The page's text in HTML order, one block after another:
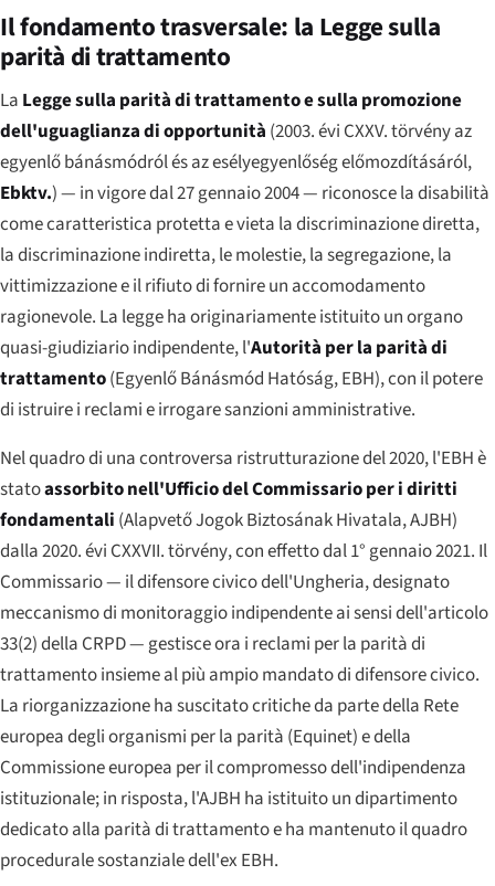
Il fondamento trasversale: la Legge sulla
parità di trattamento
La Legge sulla parità di trattamento e sulla promozione
dell'uguaglianza di opportunità (2003. évi CXXV. törvény az
egyenlő bánásmódról és az esélyegyenlőség előmozdításáról,
Ebktv.) — in vigore dal 27 gennaio 2004 — riconosce la disabilità
come caratteristica protetta e vieta la discriminazione diretta,
la discriminazione indiretta, le molestie, la segregazione, la
vittimizzazione e il rifiuto di fornire un accomodamento
ragionevole. La legge ha originariamente istituito un organo
quasi-giudiziario indipendente, l'Autorità per la parità di
trattamento(Egyenlő Bánásmód Hatóság, EBH), con il potere
di istruire i reclami e irrogare sanzioni amministrative.
Nel quadro di una controversa ristrutturazione del 2020, l'EBH è
statoassorbito nell'Ufficio del Commissario per i diritti
fondamentali (Alapvető Jogok Biztosának Hivatala, AJBH)
dalla2020. évi CXXVII. törvény, con effetto dal 1° gennaio 2021. Il
Commissario — il difensore civico dell'Ungheria, designato
meccanismo di monitoraggio indipendente ai sensi dell'articolo
33(2) della CRPD — gestisce ora i reclami per la parità di
trattamento insieme al più ampio mandato di difensore civico.
La riorganizzazione ha suscitato critiche da parte della Rete
europea degli organismi per la parità (Equinet) e della
Commissione europea per il compromesso dell'indipendenza
istituzionale; in risposta, l'AJBH ha istituito un dipartimento
dedicato alla parità di trattamento e ha mantenuto il quadro
procedurale sostanziale dell'ex EBH.